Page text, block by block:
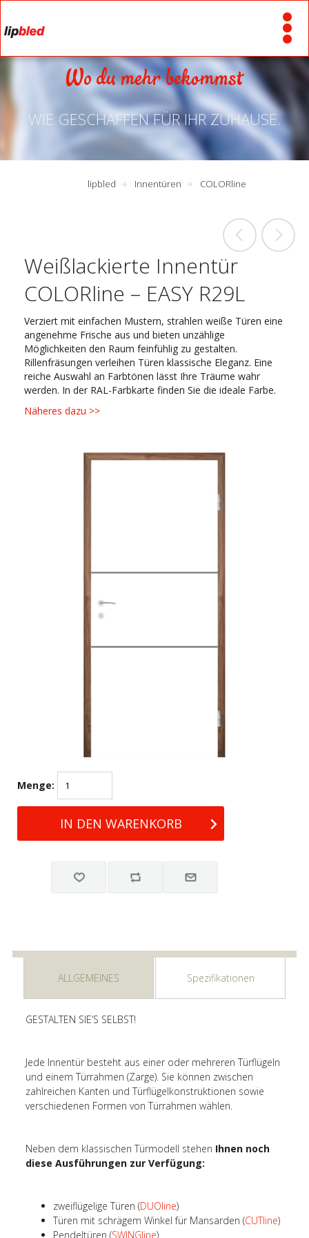
Wo du mehr bekommst
WIE GESCHAFFEN FÜR IHR ZUHAUSE.
lipbled Innentüren COLORline
Weißlackierte Innentür
COLORline – EASY R29L
Verziert mit einfachen Mustern, strahlen weiße Türen eine
angenehme Frische aus und bieten unzählige
Möglichkeiten den Raum feinfühlig zu gestalten.
Rillenfräsungen verleihen Türen klassische Eleganz. Eine
reiche Auswahl an Farbtönen lässt Ihre Träume wahr
werden. In der RAL-Farbkarte finden Sie die ideale Farbe.
Näheres dazu >>
Menge:
ALLGEMEINES Spezifikationen
GESTALTEN SIE’S SELBST!
Jede Innentür besteht aus einer oder mehreren Türflügeln
und einem Türrahmen (Zarge). Sie können zwischen
zahlreichen Kanten und Türflügelkonstruktionen sowie
verschiedenen Formen von Türrahmen wählen.
Neben dem klassischen Türmodell stehen Ihnen noch
diese Ausführungen zur Verfügung:
zweiflügelige Türen (DUOline)
Türen mit schrägem Winkel für Mansarden (CUTline)
Pendeltüren (SWINGline)